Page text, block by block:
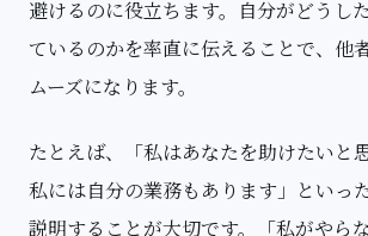
避けるのに役立ちます。自分がどうし
ているのかを率直に伝えることで、他
ムーズになります。
たとえば、「私はあなたを助けたいと
私には自分の業務もあります」といっ
説明することが大切です。「私がやら